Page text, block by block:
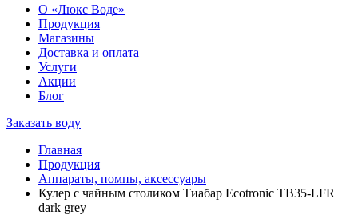
О «Люкс Воде»
Продукция
Магазины
Доставка и оплата
Услуги
Акции
Блог
Заказать воду
Главная
Продукция
Аппараты, помпы, аксессуары
Кулер с чайным столиком Тиабар Ecotronic ТВ35-LFR
dark grey